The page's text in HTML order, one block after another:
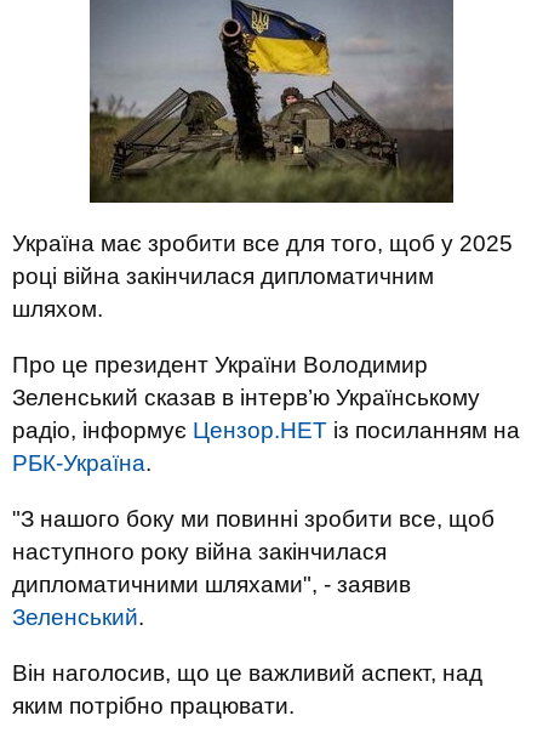
Україна має зробити все для того, щоб у 2025
році війна закінчилася дипломатичним
шляхом.
Про це президент України Володимир
Зеленський сказав в інтерв’ю Українському
радіо, інформує Цензор.НЕТ із посиланням на
РБК-Україна.
"З нашого боку ми повинні зробити все, щоб
наступного року війна закінчилася
дипломатичними шляхами", - заявив
Зеленський.
Він наголосив, що це важливий аспект, над
яким потрібно працювати.